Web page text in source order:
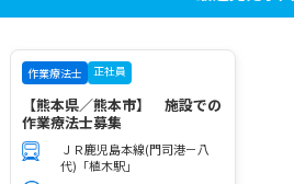
作業療法士 正社員
【熊本県／熊本市】 施設での
作業療法士募集
ＪＲ鹿児島本線(門司港－八
代)「植木駅」